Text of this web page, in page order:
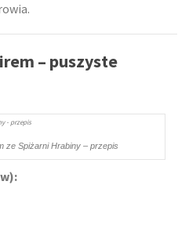
– puszyste
ze Spiżarni Hrabiny – przepis